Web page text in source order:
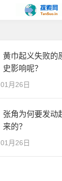
黄巾起义失败的
史影响呢？
01月26日
张角为何要发动
来的？
01月26日